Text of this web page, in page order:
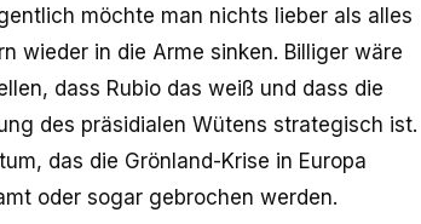
möchte man nichts lieber als alles
wieder in die Arme sinken. Billiger wäre
dass Rubio das weiß und dass die
des präsidialen Wütens strategisch ist.
das die Grönland-Krise in Europa
oder sogar gebrochen werden.